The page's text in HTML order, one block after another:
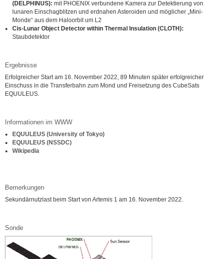
(DELPHINUS): mit PHOENIX verbundene Kamera zur Detektierung von
lunaren Einschagblitzen und erdnahen Asteroiden und möglicher „Mini-
Monde“ aus dem Haloorbit um L2
Cis-Lunar Object Detector within Thermal Insulation (CLOTH):
Staubdetektor
Ergebnisse
Erfolgreicher Start am 16. November 2022, 89 Minuten später erfolgreicher
Einschuss in die Transferbahn zum Mond und Freisetzung des CubeSats
EQUULEUS.
Informationen im WWW
EQUULEUS (University of Tokyo)
EQUULEUS (NSSDC)
Wikipedia
Bemerkungen
Sekundärnutzlast beim Start von Artemis 1 am 16. November 2022.
Sonde